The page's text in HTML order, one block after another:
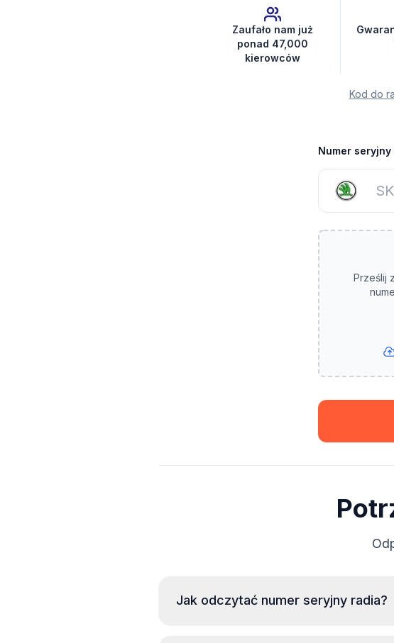
Zaufało nam już
ponad 47,000
kierowców
Kod do
Numer seryjny
Prześlij
Jak odczytać numer seryjny radia?